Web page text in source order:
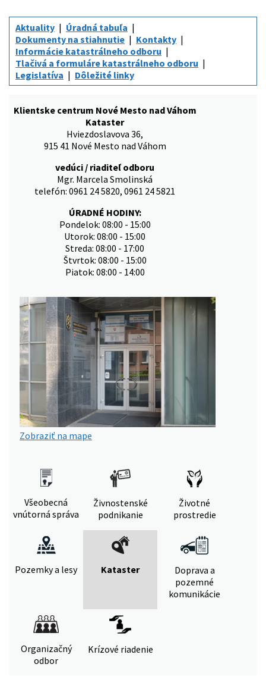
Aktuality
Úradná tabuľa
Dokumenty na stiahnutie
Kontakty
Informácie katastrálneho odboru
Tlačivá a formuláre katastrálneho odboru
Legislatíva
Dôležité linky
Klientske centrum Nové Mesto nad Váhom
Kataster
Hviezdoslavova 36,
915 41 Nové Mesto nad Váhom
vedúci / riaditeľ odboru
Mgr. Marcela Smolinská
telefón: 0961 24 5820, 0961 24 5821
ÚRADNÉ HODINY:
Pondelok: 08:00 - 15:00
Utorok: 08:00 - 15:00
Streda: 08:00 - 17:00
Štvrtok: 08:00 - 15:00
Piatok: 08:00 - 14:00
Zobraziť na mape
Všeobecná
vnútorná správa
Živnostenské
podnikanie
Životné
prostredie
Pozemky a lesy Kataster
Doprava a
pozemné
komunikácie
Organizačný
odbor
Krízové riadenie